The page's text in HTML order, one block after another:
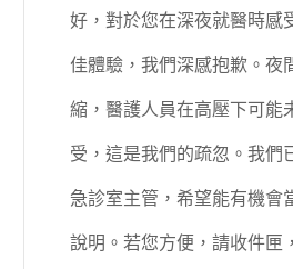
好，對於您在深夜就醫時感
佳體驗，我們深感抱歉。夜
縮，醫護人員在高壓下可能
受，這是我們的疏忽。我們
急診室主管，希望能有機會
說明。若您方便，請收件匣